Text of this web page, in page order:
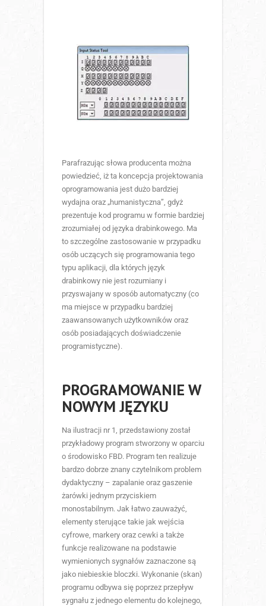
Parafrazując słowa producenta można
powiedzieć, iż ta koncepcja projektowania
oprogramowania jest dużo bardziej
wydajna oraz „humanistyczna”, gdyż
prezentuje kod programu w formie bardziej
zrozumiałej od języka drabinkowego. Ma
to szczególne zastosowanie w przypadku
osób uczących się programowania tego
typu aplikacji, dla których język
drabinkowy nie jest rozumiany i
przyswajany w sposób automatyczny (co
ma miejsce w przypadku bardziej
zaawansowanych użytkowników oraz
osób posiadających doświadczenie
programistyczne).
PROGRAMOWANIE W
NOWYM JĘZYKU
Na ilustracji nr 1, przedstawiony został
przykładowy program stworzony w oparciu
o środowisko FBD. Program ten realizuje
bardzo dobrze znany czytelnikom problem
dydaktyczny – zapalanie oraz gaszenie
żarówki jednym przyciskiem
monostabilnym. Jak łatwo zauważyć,
elementy sterujące takie jak wejścia
cyfrowe, markery oraz cewki a także
funkcje realizowane na podstawie
wymienionych sygnałów zaznaczone są
jako niebieskie bloczki. Wykonanie (skan)
programu odbywa się poprzez przepływ
sygnału z jednego elementu do kolejnego,